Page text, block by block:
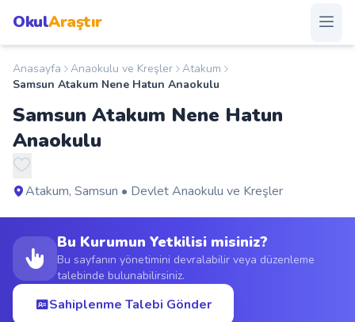
OkulAraştır
Anasayfa
Okullar
Şehirler
Duyurular
S.S.S.
Anasayfa Anaokulu ve Kreşler
Atakum
Samsun Atakum Nene Hatun Anaokulu
Samsun Atakum Nene Hatun
Anaokulu
Atakum, Samsun • Devlet Anaokulu ve Kreşler
Bu Kurumun Yetkilisi misiniz?
Bu sayfanın yönetimini devralabilir veya düzenleme
talebinde bulunabilirsiniz.
Sahiplenme Talebi Gönder